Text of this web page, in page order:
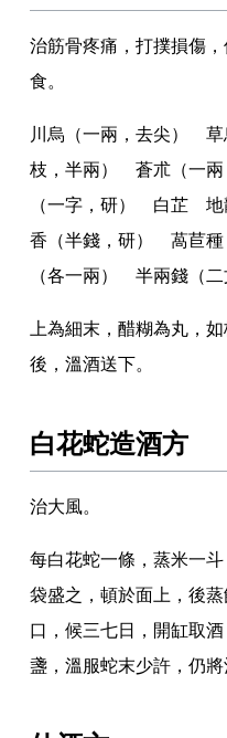
治筋骨疼痛 ，打撲損傷 ，
食。
川烏（一兩 ，去尖） 草
枝 ，半兩） 蒼朮（一兩
（一字 ，研） 白芷 地
香（半錢 ，研） 萵苣
（各一兩） 半兩錢（二
上為細末 ，醋糊為丸 ，如
後 ，溫酒送下。
白花蛇造酒方
治大風。
每白花蛇一條 ，蒸米一斗
袋盛之 ，頓於面上 ，後蒸
口 ，候三七日 ， 開缸取酒
盞 ，溫服蛇末少許 ，仍